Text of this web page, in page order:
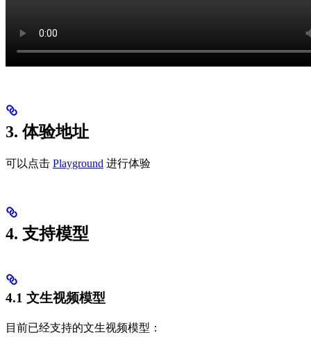
3. 体验地址
可以点击 Playground 进行体验
4. 支持模型
4.1 文生视频模型
目前已经支持的文生视频模型：